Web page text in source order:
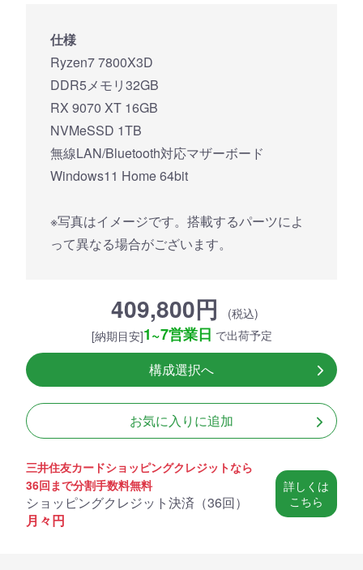
仕様
Ryzen7 7800X3D
DDR5メモリ32GB
RX 9070 XT 16GB
NVMeSSD 1TB
無線LAN/Bluetooth対応マザーボード
Windows11 Home 64bit
※写真はイメージです。搭載するパーツによ
って異なる場合がございます。
409,800円
(税込)
[納期目安]1~7営業日 で出荷予定
構成選択へ
お気に入りに追加
三井住友カードショッピングクレジットなら
36回まで分割手数料無料
ショッピングクレジット決済（36回）
月々円
詳しくは
こちら